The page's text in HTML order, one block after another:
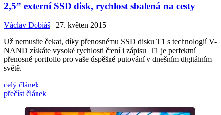
2,5” externí SSD disk, rychlost sbalená na cesty
Václav Dobiáš | 27. květen 2015
Už nemusíte čekat, díky přenosnému SSD disku T1 s technologií V-
NAND získáte vysoké rychlosti čtení i zápisu. T1 je perfektní
přenosné portfolio pro vaše úspěšné putování v dnešním digitálním
světě.
celý článek
přečíst článek